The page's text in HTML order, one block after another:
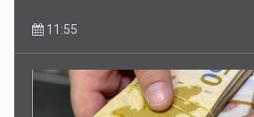
11:55